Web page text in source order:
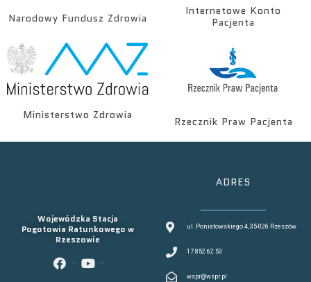
Narodowy Fundusz Zdrowia
Internetowe Konto
Pacjenta
Ministerstwo Zdrowia
Rzecznik Praw Pacjenta
Wojewódzka Stacja
Pogotowia Ratunkowego w
Rzeszowie
ADRES
ul. Poniatowskiego 4, 35-026 Rzeszów
17 852 62 53
wspr@wspr.pl